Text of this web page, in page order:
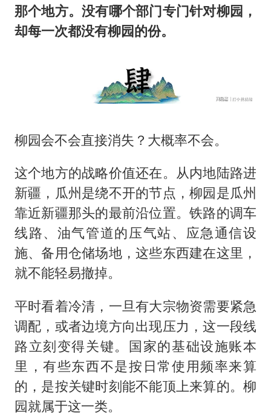
那个地方。没有哪个部门专门针对柳园，
却每一次都没有柳园的份。
柳园会不会直接消失？大概率不会。
这个地方的战略价值还在。从内地陆路进
新疆，瓜州是绕不开的节点，柳园是瓜州
靠近新疆那头的最前沿位置。铁路的调车
线路、油气管道的压气站、应急通信设
施、备用仓储场地，这些东西建在这里，
就不能轻易撤掉。
平时看着冷清，一旦有大宗物资需要紧急
调配，或者边境方向出现压力，这一段线
路立刻变得关键。国家的基础设施账本
里，有些东西不是按日常使用频率来算
的，是按关键时刻能不能顶上来算的。柳
园就属于这一类。